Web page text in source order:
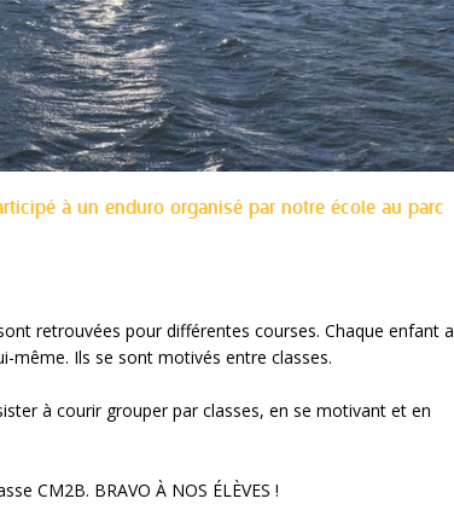
à un enduro organisé par notre école au parc
retrouvées pour différentes courses. Chaque enfant a
même. Ils se sont motivés entre classes.
à courir grouper par classes, en se motivant et en
CM2B. BRAVO À NOS ÉLÈVES !